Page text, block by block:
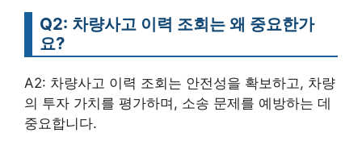
Q2: 차량사고 이력 조회는 왜 중요한가
요?
A2: 차량사고 이력 조회는 안전성을 확보하고, 차량
의 투자 가치를 평가하며, 소송 문제를 예방하는 데
중요합니다.